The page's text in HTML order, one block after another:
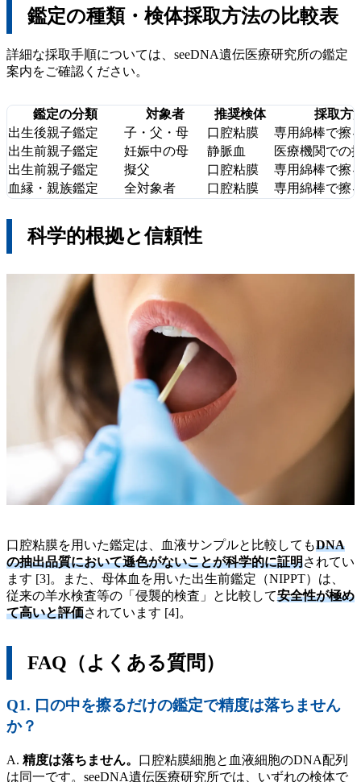
鑑定の種類・検体採取方法の比較表
詳細な採取手順については、seeDNA遺伝医療研究所の鑑定
案内をご確認ください。
鑑定の分類 対象者 推奨検体
採取方
出生後親子鑑定
子・父・母 口腔粘膜
専用綿棒で擦
出生前親子鑑定
妊娠中の母 静脈血
医療機関での
出生前親子鑑定
擬父 口腔粘膜
専用綿棒で擦
血縁・親族鑑定
全対象者 口腔粘膜 専用綿棒で擦
科学的根拠と信頼性
口腔粘膜を用いた鑑定は、血液サンプルと比較してもDNA
の抽出品質において遜色がないことが科学的に証明されてい
ます [3]。また、母体血を用いた出生前鑑定（NIPPT）は、
従来の羊水検査等の「侵襲的検査」と比較して安全性が極め
て高いと評価されています [4]。
FAQ（よくある質問）
Q1. 口の中を擦るだけの鑑定で精度は落ちません
か？
A. 精度は落ちません。 口腔粘膜細胞と血液細胞のDNA配列
は同一です。seeDNA遺伝医療研究所では、いずれの検体で